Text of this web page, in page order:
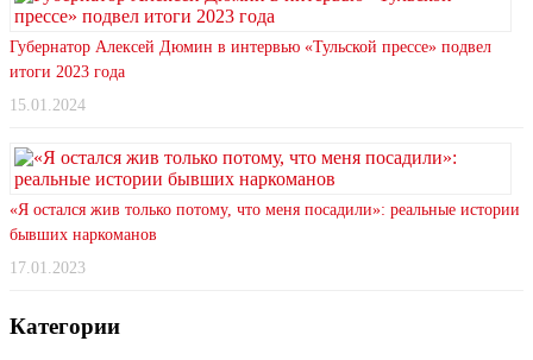
Губернатор Алексей Дюмин в интервью «Тульской прессе» подвел
итоги 2023 года
15.01.2024
«Я остался жив только потому, что меня посадили»: реальные истории
бывших наркоманов
17.01.2023
Категории